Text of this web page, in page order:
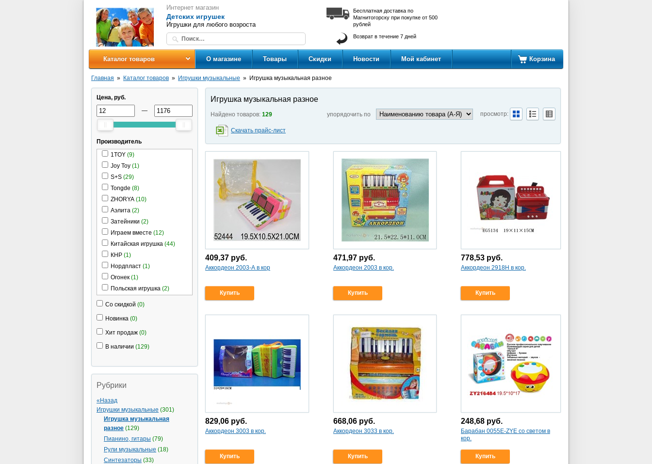
Интернет магазин
Детских игрушек
Игрушки для любого возроста
Бесплатная доставка по
Магнитогорску при покупке от 500
рублей
Возврат в течение 7 дней
Каталог товаров Корзина
О магазине Товары Скидки Новости Мой кабинет
Главная Каталог товаров Игрушки музыкальные Игрушка музыкальная разное
Цена, руб.
—
Производитель
1TOY (9)
Joy Toy (1)
S+S (29)
Tongde (8)
ZHORYA (10)
Аэлита (2)
Затейники (2)
Играем вместе (12)
Китайская игрушка (44)
КНР (1)
Нордпласт (1)
Огонек (1)
Польская игрушка (2)
Форма (1)
Со скидкой (0)
Новинка (0)
Хит продаж (0)
В наличии (129)
Рубрики
«Назад
Игрушки музыкальные (301)
Игрушка музыкальная
разное (129)
Пианино, гитары (79)
Рули музыкальные (18)
Синтезаторы (33)
Игрушка музыкальная разное
Найдено товаров: 129 упорядочить по просмотр:
Скачать прайс-лист
409,37 руб.
Аккордеон 2003-А в кор
Купить
471,97 руб.
Аккордеон 2003 в кор.
Купить
778,53 руб.
Аккордеон 2918Н в кор.
Купить
829,06 руб.
Аккордеон 3003 в кор.
Купить
668,06 руб.
Аккордеон 3033 в кор.
Купить
248,68 руб.
Барабан 0055E-ZYE со светом в
кор.
Купить